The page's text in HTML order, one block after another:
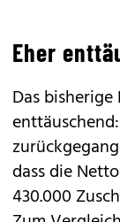
Eher
Das
dass die
430.000